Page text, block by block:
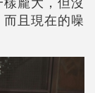
且現在的噪